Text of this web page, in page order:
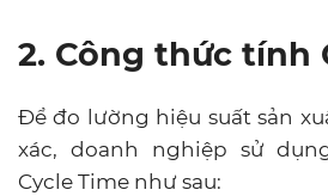
2. Công thức tính
Để đo lường hiệu suất sản
xác, doanh nghiệp sử
Cycle Time như sau: